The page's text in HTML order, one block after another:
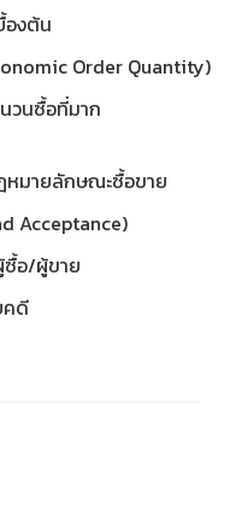
องต้น
Order Quantity)
วนซื้อที่มาก
หมายลักษณะซื้อขาย
Acceptance)
ซื้อ/ผู้ขาย
คดี